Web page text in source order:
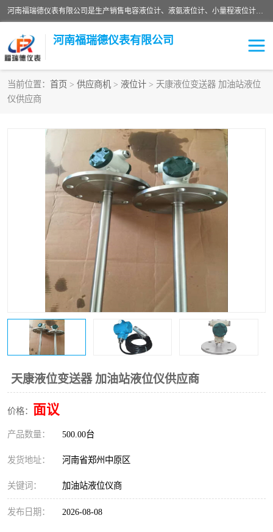
河南福瑞德仪表有限公司是生产销售电容液位计、液氨液位计、小量程液位计定制、智能锅炉水位计、液氮液位计等；并在产品开发、研制的过程中，吸取国内外仪器仪表的技术精华，建立了一支高、精、尖的科研开发队伍，使产品性能不断升级。
河南福瑞德仪表有限公司
当前位置： 首页 > 供应商机 > 液位计 > 天康液位变送器 加油站液位
仪供应商
天康液位变送器 加油站液位仪供应商
价格： 面议
产品数量： 500.00台
发货地址： 河南省郑州中原区
关键词： 加油站液位仪商
发布日期： 2026-08-08
液位计
压力传感器 流量传感器
智能仪表 液氮液位计
差压变送器 液位计传感器定制
液氨液位计 物位计
油量传感器 测漏仪
温度变送器 锅炉水位计
智能锅炉水位计 电容液位计
流量仪表 加油站液位仪